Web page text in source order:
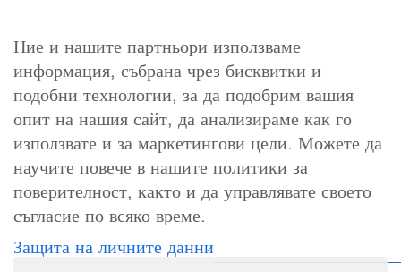
За контакт
info@cosori.bg
0898 396 966
Работно време
Понеделник-петък: 10:00-18:00ч.
Ние и нашите партньори използваме
информация, събрана чрез бисквитки и
подобни технологии, за да подобрим вашия
опит на нашия сайт, да анализираме как го
използвате и за маркетингови цели. Можете да
научите повече в нашите политики за
поверителност, както и да управлявате своето
съгласие по всяко време.
Защита на личните данни